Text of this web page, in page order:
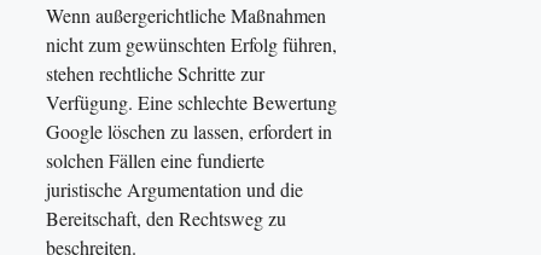
Wenn außergerichtliche Maßnahmen
nicht zum gewünschten Erfolg führen,
stehen rechtliche Schritte zur
Verfügung. Eine schlechte Bewertung
Google löschen zu lassen, erfordert in
solchen Fällen eine fundierte
juristische Argumentation und die
Bereitschaft, den Rechtsweg zu
beschreiten.